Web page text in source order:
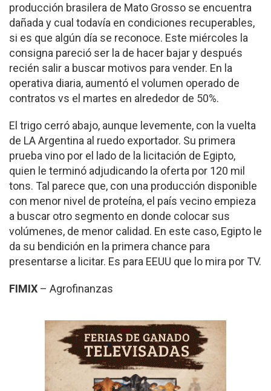
producción brasilera de Mato Grosso se encuentra
dañada y cual todavía en condiciones recuperables,
si es que algún día se reconoce. Este miércoles la
consigna pareció ser la de hacer bajar y después
recién salir a buscar motivos para vender. En la
operativa diaria, aumentó el volumen operado de
contratos vs el martes en alrededor de 50%.
El trigo cerró abajo, aunque levemente, con la vuelta
de LA Argentina al ruedo exportador. Su primera
prueba vino por el lado de la licitación de Egipto,
quien le terminó adjudicando la oferta por 120 mil
tons. Tal parece que, con una producción disponible
con menor nivel de proteína, el país vecino empieza
a buscar otro segmento en donde colocar sus
volúmenes, de menor calidad. En este caso, Egipto le
da su bendición en la primera chance para
presentarse a licitar. Es para EEUU que lo mira por TV.
FIMIX – Agrofinanzas